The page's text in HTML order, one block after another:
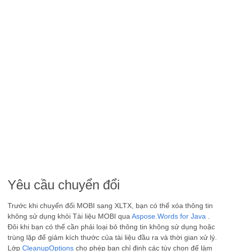
Yêu cầu chuyển đổi
Trước khi chuyển đổi MOBI sang XLTX, bạn có thể xóa thông tin
không sử dụng khỏi Tài liệu MOBI qua Aspose.Words for Java
Đôi khi bạn có thể cần phải loại bỏ thông tin không sử dụng hoặc
trùng lặp để giảm kích thước của tài liệu đầu ra và thời gian xử lý.
Lớp CleanupOptions cho phép bạn chỉ định các tùy chọn để làm